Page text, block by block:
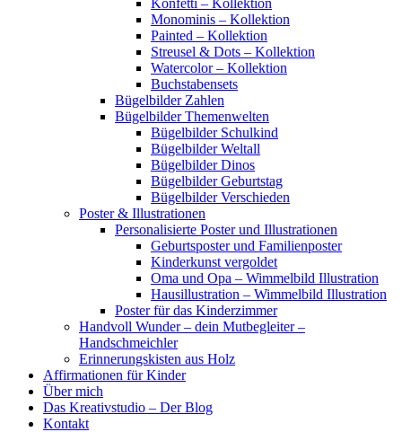
Konfetti – Kollektion
Monominis – Kollektion
Painted – Kollektion
Streusel & Dots – Kollektion
Watercolor – Kollektion
Buchstabensets
Bügelbilder Zahlen
Bügelbilder Themenwelten
Bügelbilder Schulkind
Bügelbilder Weltall
Bügelbilder Dinos
Bügelbilder Geburtstag
Bügelbilder Verschieden
Poster & Illustrationen
Personalisierte Poster und Illustrationen
Geburtsposter und Familienposter
Kinderkunst vergoldet
Oma und Opa – Wimmelbild Illustration
Hausillustration – Wimmelbild Illustration
Poster für das Kinderzimmer
Handvoll Wunder – dein Mutbegleiter –
Handschmeichler
Erinnerungskisten aus Holz
Affirmationen für Kinder
Über mich
Das Kreativstudio – Der Blog
Kontakt